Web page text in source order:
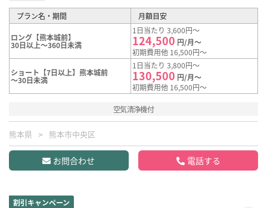
プラン名・期間 月額目安
ロング【熊本城前】
30日以上～360日未満
1日当たり 3,600円～
124,500 円/月～
初期費用他 16,500円～
ショート【7日以上】熊本城前
～30日未満
1日当たり 3,800円～
130,500 円/月～
初期費用他 16,500円～
空気清浄機付
熊本県 熊本市中央区
お問合わせ 電話する
割引キャンペーン